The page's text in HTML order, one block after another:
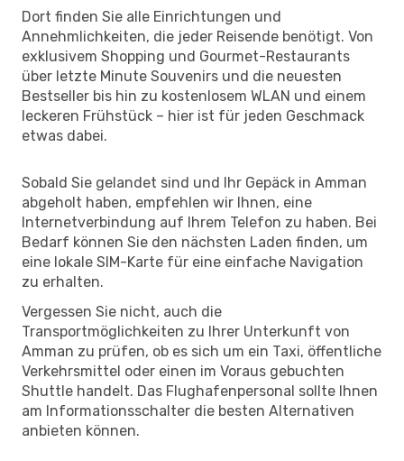
Dort finden Sie alle Einrichtungen und
Annehmlichkeiten, die jeder Reisende benötigt. Von
exklusivem Shopping und Gourmet-Restaurants
über letzte Minute Souvenirs und die neuesten
Bestseller bis hin zu kostenlosem WLAN und einem
leckeren Frühstück – hier ist für jeden Geschmack
etwas dabei.
Sobald Sie gelandet sind und Ihr Gepäck in Amman
abgeholt haben, empfehlen wir Ihnen, eine
Internetverbindung auf Ihrem Telefon zu haben. Bei
Bedarf können Sie den nächsten Laden finden, um
eine lokale SIM-Karte für eine einfache Navigation
zu erhalten.
Vergessen Sie nicht, auch die
Transportmöglichkeiten zu Ihrer Unterkunft von
Amman zu prüfen, ob es sich um ein Taxi, öffentliche
Verkehrsmittel oder einen im Voraus gebuchten
Shuttle handelt. Das Flughafenpersonal sollte Ihnen
am Informationsschalter die besten Alternativen
anbieten können.